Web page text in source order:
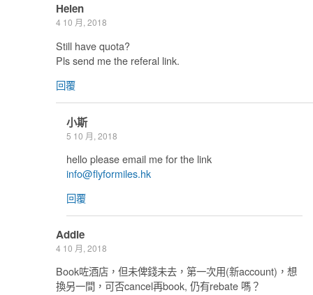
Helen
4 10 月, 2018
Still have quota?
Pls send me the referal link.
回覆
小斯
5 10 月, 2018
hello please email me for the link
info@flyformiles.hk
回覆
Addie
4 10 月, 2018
Book咗酒店，但未俾錢未去，第一次用(新account)，想
換另一間，可否cancel再book, 仍有rebate 嗎？